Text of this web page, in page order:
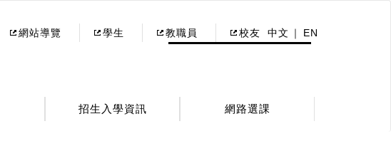
網站導覽 學生 教職員 校友 中文 EN
招生入學資訊 網路選課